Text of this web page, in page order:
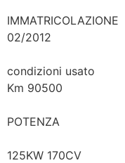
IMMATRICOLAZIONE
02/2012
condizioni usato
Km 90500
POTENZA
125KW 170CV